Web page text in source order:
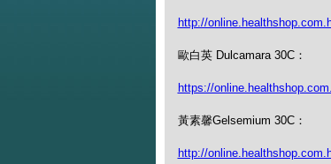
http://
歐白英 Dulcamara 30C：
https://
黃素馨Gelsemium 30C：
http://